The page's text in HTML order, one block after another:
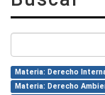
Materia: Derecho
Materia: Derecho